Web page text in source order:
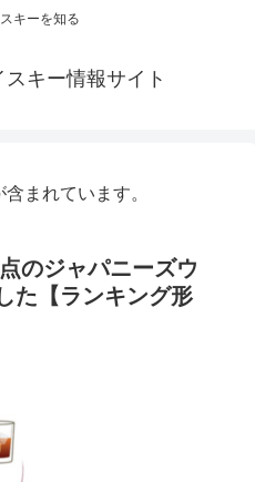
キーを知る
キー情報サイト
まれています。
のジャパニーズウ
た【ランキング形